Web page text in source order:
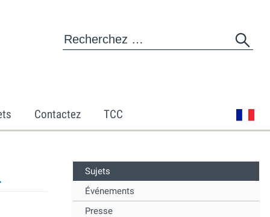
Contactez TCC
Sujets
Événements
Presse